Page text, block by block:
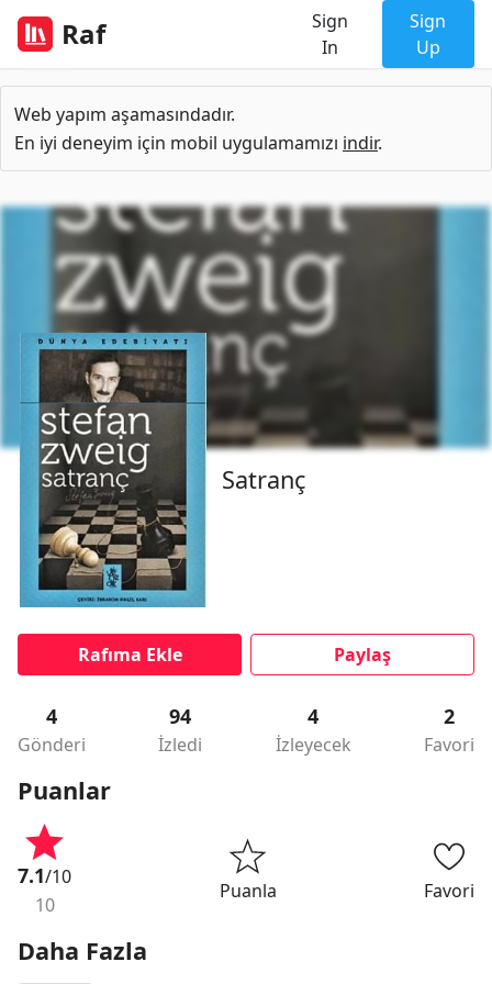
Raf
Sign
In
Sign
Up
Web yapım aşamasındadır.
En iyi deneyim için mobil uygulamamızı indir.
Satranç
Rafıma Ekle Paylaş
4
Gönderi
94
İzledi
4
İzleyecek
2
Favori
Puanlar
7.1/10
10
Puanla Favori
Daha Fazla